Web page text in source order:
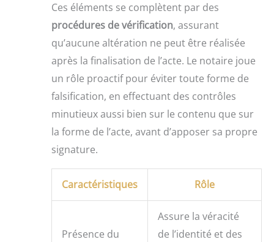
Ces éléments se complètent par des
procédures de vérification, assurant
qu’aucune altération ne peut être réalisée
après la finalisation de l’acte. Le notaire joue
un rôle proactif pour éviter toute forme de
falsification, en effectuant des contrôles
minutieux aussi bien sur le contenu que sur
la forme de l’acte, avant d’apposer sa propre
signature.
Caractéristiques Rôle
Présence du
Assure la véracité
de l’identité et des